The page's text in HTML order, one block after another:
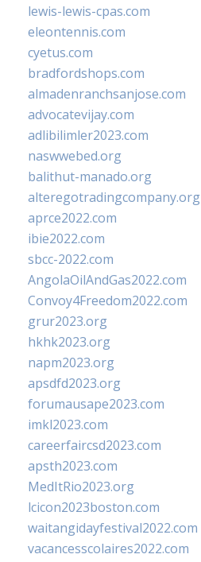
lewis-lewis-cpas.com
eleontennis.com
cyetus.com
bradfordshops.com
almadenranchsanjose.com
advocatevijay.com
adlibilimler2023.com
naswwebed.org
balithut-manado.org
alteregotradingcompany.org
aprce2022.com
ibie2022.com
sbcc-2022.com
AngolaOilAndGas2022.com
Convoy4Freedom2022.com
grur2023.org
hkhk2023.org
napm2023.org
apsdfd2023.org
forumausape2023.com
imkl2023.com
careerfaircsd2023.com
apsth2023.com
MedItRio2023.org
lcicon2023boston.com
waitangidayfestival2022.com
vacancesscolaires2022.com